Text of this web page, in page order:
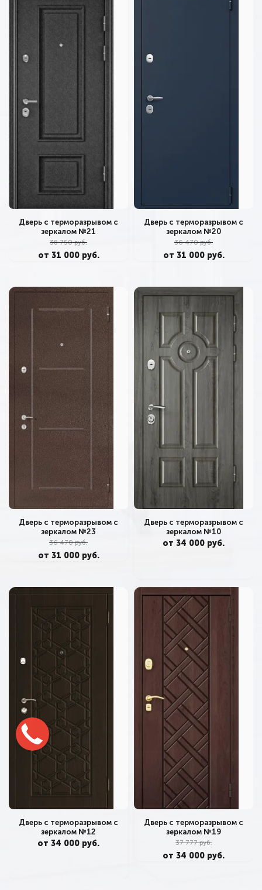
Дверь с терморазрывом с
зеркалом №21
38 750 руб.
от 31 000 руб.
Дверь с терморазрывом с
зеркалом №20
36 470 руб.
от 31 000 руб.
Дверь с терморазрывом с
зеркалом №23
36 470 руб.
от 31 000 руб.
Дверь с терморазрывом с
зеркалом №10
от 34 000 руб.
Дверь с терморазрывом с
зеркалом №12
от 34 000 руб.
Дверь с терморазрывом с
зеркалом №19
37 777 руб.
от 34 000 руб.